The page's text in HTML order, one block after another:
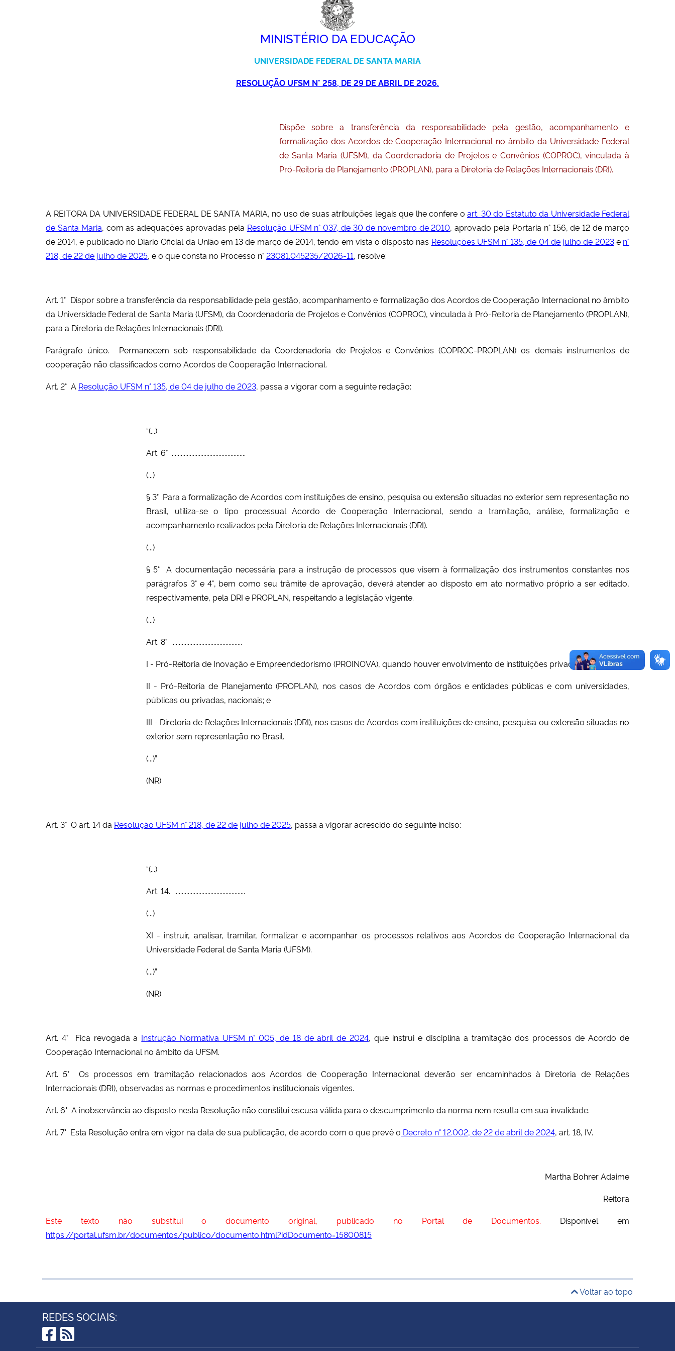
MINISTÉRIO DA EDUCAÇÃO
UNIVERSIDADE FEDERAL DE SANTA MARIA
RESOLUÇÃO UFSM N° 258, DE 29 DE ABRIL DE 2026.
Dispõe sobre a transferência da responsabilidade pela gestão, acompanhamento e
formalização dos Acordos de Cooperação Internacional no âmbito da Universidade Federal
de Santa Maria (UFSM), da Coordenadoria de Projetos e Convênios (COPROC), vinculada à
Pró-Reitoria de Planejamento (PROPLAN), para a Diretoria de Relações Internacionais (DRI).
A REITORA DA UNIVERSIDADE FEDERAL DE SANTA MARIA, no uso de suas atribuições legais que lhe confere o art. 30 do Estatuto da Universidade Federal
de Santa Maria, com as adequações aprovadas pela Resolução UFSM n° 037, de 30 de novembro de 2010, aprovado pela Portaria n° 156, de 12 de março
de 2014, e publicado no Diário Oficial da União em 13 de março de 2014, tendo em vista o disposto nas Resoluções UFSM n° 135, de 04 de julho de 2023e n°
218, de 22 de julho de 2025, e o que consta no Processo n°23081.045235/2026-11, resolve:
Art. 1° Dispor sobre a transferência da responsabilidade pela gestão, acompanhamento e formalização dos Acordos de Cooperação Internacional no âmbito
da Universidade Federal de Santa Maria (UFSM), da Coordenadoria de Projetos e Convênios (COPROC), vinculada à Pró-Reitoria de Planejamento (PROPLAN),
para a Diretoria de Relações Internacionais (DRI).
Parágrafo único. Permanecem sob responsabilidade da Coordenadoria de Projetos e Convênios (COPROC-PROPLAN) os demais instrumentos de
cooperação não classificados como Acordos de Cooperação Internacional.
Art. 2° A Resolução UFSM n° 135, de 04 de julho de 2023, passa a vigorar com a seguinte redação:
“(...)
Art. 6° .................................................
(...)
§ 3° Para a formalização de Acordos com instituições de ensino, pesquisa ou extensão situadas no exterior sem representação no
Brasil, utiliza-se o tipo processual Acordo de Cooperação Internacional, sendo a tramitação, análise, formalização e
acompanhamento realizados pela Diretoria de Relações Internacionais (DRI).
(...)
§ 5° A documentação necessária para a instrução de processos que visem à formalização dos instrumentos constantes nos
parágrafos 3° e 4°, bem como seu trâmite de aprovação, deverá atender ao disposto em ato normativo próprio a ser editado,
respectivamente, pela DRI e PROPLAN, respeitando a legislação vigente.
(...)
Art. 8° ...............................................
I - Pró-Reitoria de Inovação e Empreendedorismo (PROINOVA), quando houver envolvimento de instituições privadas;
II - Pró-Reitoria de Planejamento (PROPLAN), nos casos de Acordos com órgãos e entidades públicas e com universidades,
públicas ou privadas, nacionais; e
III - Diretoria de Relações Internacionais (DRI), nos casos de Acordos com instituições de ensino, pesquisa ou extensão situadas no
exterior sem representação no Brasil.
(...)”
(NR)
Art. 3° O art. 14 da Resolução UFSM n° 218, de 22 de julho de 2025, passa a vigorar acrescido do seguinte inciso:
“(...)
Art. 14. ...............................................
(...)
XI - instruir, analisar, tramitar, formalizar e acompanhar os processos relativos aos Acordos de Cooperação Internacional da
Universidade Federal de Santa Maria (UFSM).
(...)”
(NR)
Art. 4° Fica revogada a Instrução Normativa UFSM n° 005, de 18 de abril de 2024, que instrui e disciplina a tramitação dos processos de Acordo de
Cooperação Internacional no âmbito da UFSM.
Art. 5° Os processos em tramitação relacionados aos Acordos de Cooperação Internacional deverão ser encaminhados à Diretoria de Relações
Internacionais (DRI), observadas as normas e procedimentos institucionais vigentes.
Art. 6° A inobservância ao disposto nesta Resolução não constitui escusa válida para o descumprimento da norma nem resulta em sua invalidade.
Art. 7° Esta Resolução entra em vigor na data de sua publicação, de acordo com o que prevê o Decreto n° 12.002, de 22 de abril de 2024, art. 18, IV.
Martha Bohrer Adaime
Reitora
Este texto não substitui o documento original, publicado no Portal de Documentos. Disponível em
https://portal.ufsm.br/documentos/publico/documento.html?idDocumento=15800815
Voltar ao topo
REDES SOCIAIS: